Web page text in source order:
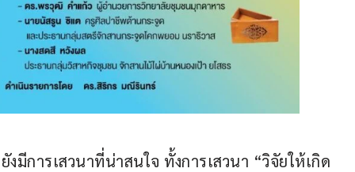
มีการเสวนาที่น่าสนใจ ทั้งการเสวนา “วิจัยให้เกิด